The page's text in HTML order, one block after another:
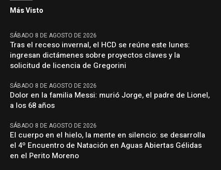
Más Visto
SÁBADO 8 DE AGOSTO DE 2026
Tras el receso invernal, el HCD se reúne este lunes:
ingresan dictámenes sobre proyectos claves y la
solicitud de licencia de Gregorini
SÁBADO 8 DE AGOSTO DE 2026
Dolor en la familia Messi: murió Jorge, el padre de Lionel,
a los 68 años
SÁBADO 8 DE AGOSTO DE 2026
El cuerpo en el hielo, la mente en silencio: se desarrolla
el 4º Encuentro de Natación en Aguas Abiertas Gélidas
en el Perito Moreno